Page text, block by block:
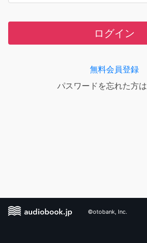
ログイン
無料会員登録
パスワードを忘れた方は
©otobank, Inc.